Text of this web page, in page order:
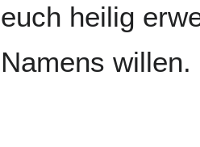
euch heilig
Namens willen.